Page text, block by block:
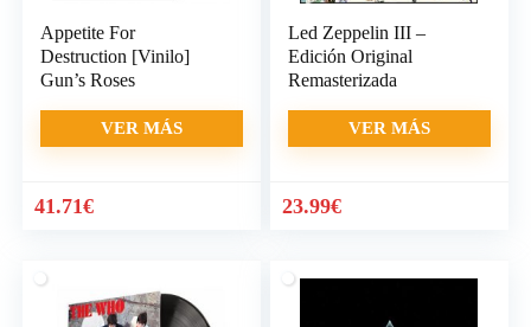
Appetite For
Destruction [Vinilo]
Gun’s Roses
VER MÁS
41.71€
Led Zeppelin III –
Edición Original
Remasterizada
VER MÁS
23.99€